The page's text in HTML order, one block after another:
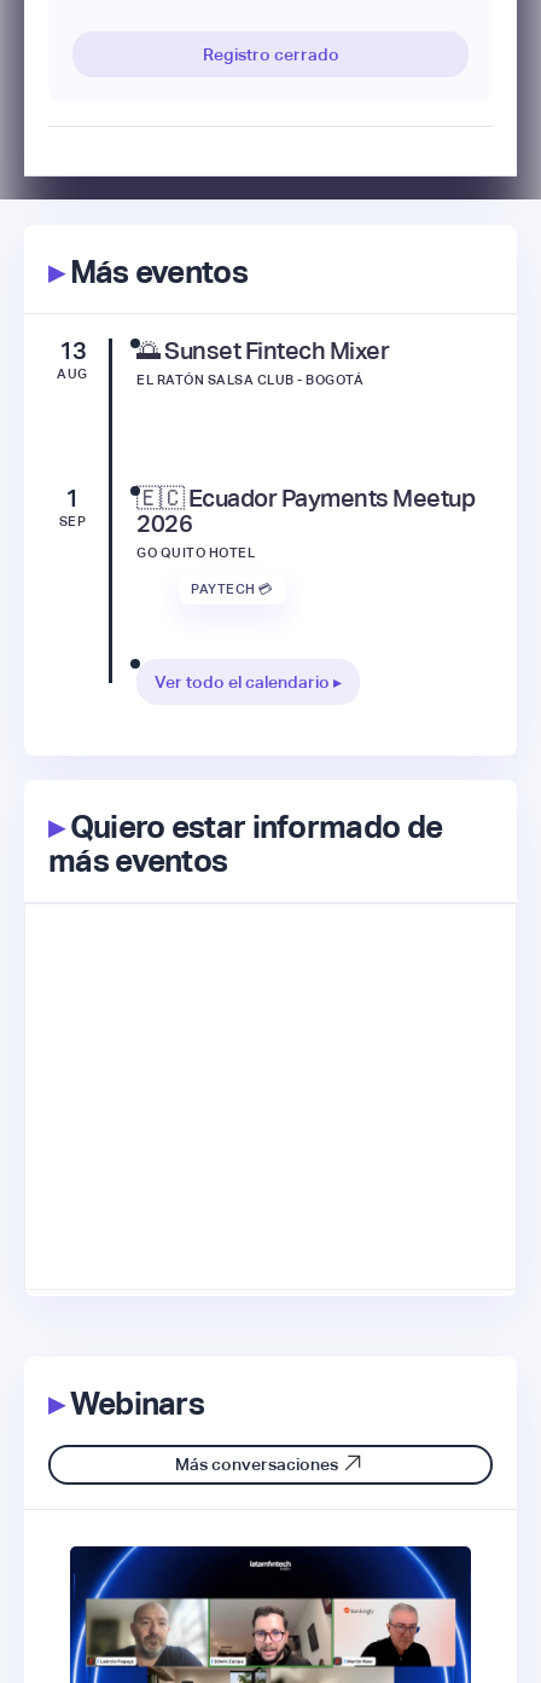
Registro cerrado
▸Más eventos
13
AUG
🌅 Sunset Fintech Mixer
EL RATÓN SALSA CLUB - BOGOTÁ
1
SEP
🇪🇨 Ecuador Payments Meetup
2026
GO QUITO HOTEL
PAYTECH 💳
Ver todo el calendario ▸
▸Quiero estar informado de
más eventos
▸Webinars
Más conversaciones